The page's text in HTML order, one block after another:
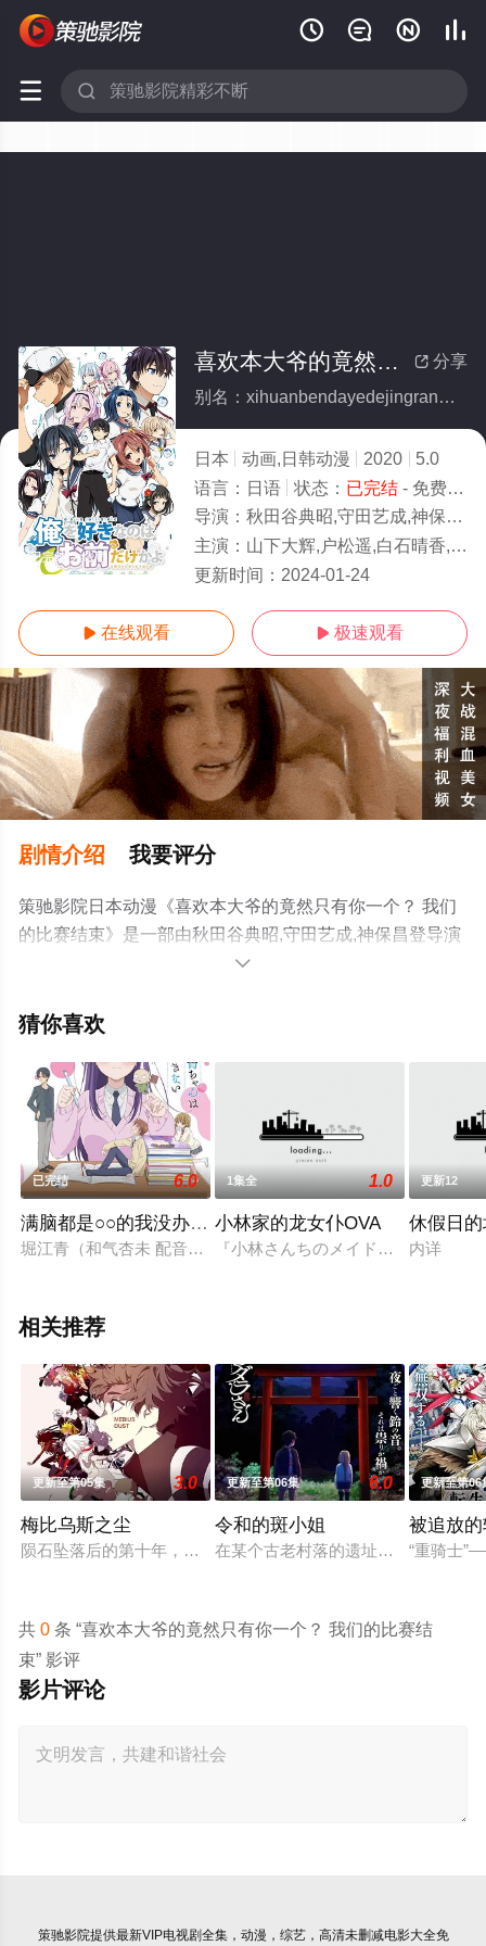
   
 
已完结/大结局
 分享
喜欢本大爷的竟然只有你一个？ 我们的比赛结束(全集)
别名：xihuanbendayedejingranzhiyouniyigewomendebisaijieshu
日本 动画,日韩动漫 2020
5.0
语言： 日语 状态： 已完结- 免费在线观看
导演： 秋田谷典昭,守田艺成,神保昌登
主演： 山下大辉,户松遥,白石晴香,三泽纱千香,内田雄马,三上枝织,东山奈央,齐藤朱夏,佐伯伊织,种田梨沙,小原好美
更新时间： 2024-01-24
 在线观看  极速观看
剧情介绍 我要评分
策驰影院日本动漫《喜欢本大爷的竟然只有你一个？ 我们
的比赛结束》是一部由秋田谷典昭,守田艺成,神保昌登导演
执导，山下大辉,户松遥,白石晴香,三泽纱千香,内田雄马,三
明星精彩演绎的日本动漫，大结局剧情已揭晓（已完
电影网，更多相关信息可移步至豆瓣动漫、电视猫或剧情
网等平台了解。
。

猜你喜欢
已完结 6.0
满脑都是○○的我没办法谈恋爱
堀江青（和气杏未 配音）表面看来是一位非常平凡而且害羞的
1集全 1.0
小林家的龙女仆OVA
『小林さんちのメイドラゴン』
更新12
休假日
内详
相关推荐
更新至第05集 3.0
梅比乌斯之尘
陨石坠落后的第十年，由于巨大结晶释放出的神秘粒子“梅比乌
更新至第06集 6.0
令和的斑小姐
在某个古老村落的遗址深处，那一片
更新至第06
被追放
“重骑士
共 0条 “喜欢本大爷的竟然只有你一个？ 我们的比赛结
束” 影评
影片评论
策驰影院提供最新VIP电视剧全集，动漫，综艺，高清未删减电影大全免